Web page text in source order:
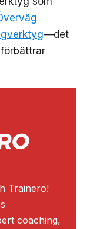
—det
Trainero!
coaching,